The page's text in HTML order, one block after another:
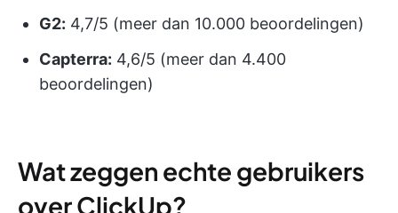
G2: 4,7/5 (meer dan 10.000 beoordelingen)
Capterra: 4,6/5 (meer dan 4.400
beoordelingen)
Wat zeggen echte gebruikers
over ClickUp?